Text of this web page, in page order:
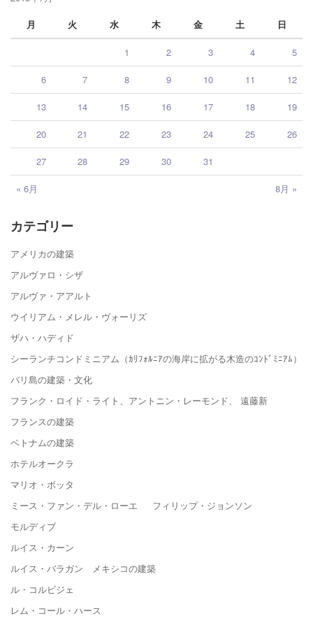
月
火 水 木 金 土 日
« 6月 8月 »
1 2 3 4 5
6 7 8 9 10 11 12
13 14 15 16 17 18 19
20 21 22 23 24 25 26
27 28 29 30 31
カテゴリー
アメリカの建築
アルヴァロ・シザ
アルヴァ・アアルト
ウイリアム・メレル・ヴォーリズ
ザハ・ハディド
シーランチコンドミニアム（ｶﾘﾌｫﾙﾆｱの海岸に拡がる木造のｺﾝﾄﾞﾐﾆｱﾑ）
バリ島の建築・文化
フランク・ロイド・ライト、アントニン・レーモンド、 遠藤新
フランスの建築
ベトナムの建築
ホテルオークラ
マリオ・ボッタ
ミース・ファン・デル・ローエ フィリップ・ジョンソン
モルディブ
ルイス・カーン
ルイス・バラガン メキシコの建築
ル・コルビジェ
レム・コール・ハース